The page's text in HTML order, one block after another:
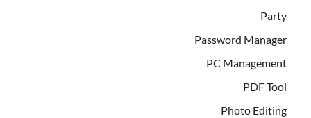
Party
Password Manager
PC Management
PDF Tool
Photo Editing